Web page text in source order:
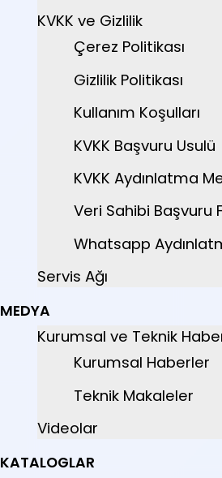
KVKK ve Gizlilik
Çerez Politikası
Gizlilik Politikası
Kullanım Koşulları
KVKK Başvuru Usulü
KVKK Aydınlatma
Veri Sahibi Başvuru
Whatsapp
Servis Ağı
MEDYA
Kurumsal ve Teknik
Kurumsal Haberler
Teknik Makaleler
Videolar
KATALOGLAR